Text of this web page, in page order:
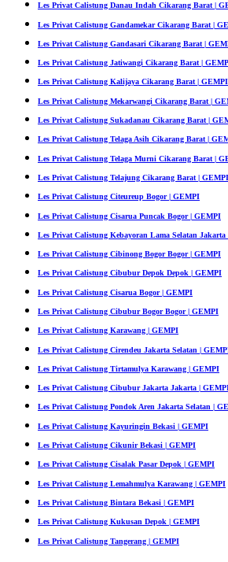
Les Privat Calistung Danau Indah Cikarang Barat |
Les Privat Calistung Gandamekar Cikarang Barat |
Les Privat Calistung Gandasari Cikarang Barat |
Les Privat Calistung Jatiwangi Cikarang Barat |
Les Privat Calistung Kalijaya Cikarang Barat | GEMPI
Les Privat Calistung Mekarwangi Cikarang Barat |
Les Privat Calistung Sukadanau Cikarang Barat |
Les Privat Calistung Telaga Asih Cikarang Barat |
Les Privat Calistung Telaga Murni Cikarang Barat |
Les Privat Calistung Telajung Cikarang Barat | GEMPI
Les Privat Calistung Citeureup Bogor | GEMPI
Les Privat Calistung Cisarua Puncak Bogor | GEMPI
Les Privat Calistung Kebayoran Lama Selatan
Les Privat Calistung Cibinong Bogor Bogor | GEMPI
Les Privat Calistung Cibubur Depok Depok | GEMPI
Les Privat Calistung Cisarua Bogor | GEMPI
Les Privat Calistung Cibubur Bogor Bogor | GEMPI
Les Privat Calistung Karawang | GEMPI
Les Privat Calistung Cirendeu Jakarta Selatan |
Les Privat Calistung Tirtamulya Karawang | GEMPI
Les Privat Calistung Cibubur Jakarta Jakarta |
Les Privat Calistung Pondok Aren Jakarta Selatan |
Les Privat Calistung Kayuringin Bekasi | GEMPI
Les Privat Calistung Cikunir Bekasi | GEMPI
Les Privat Calistung Cisalak Pasar Depok | GEMPI
Les Privat Calistung Lemahmulya Karawang | GEMPI
Les Privat Calistung Bintara Bekasi | GEMPI
Les Privat Calistung Kukusan Depok | GEMPI
Les Privat Calistung Tangerang | GEMPI